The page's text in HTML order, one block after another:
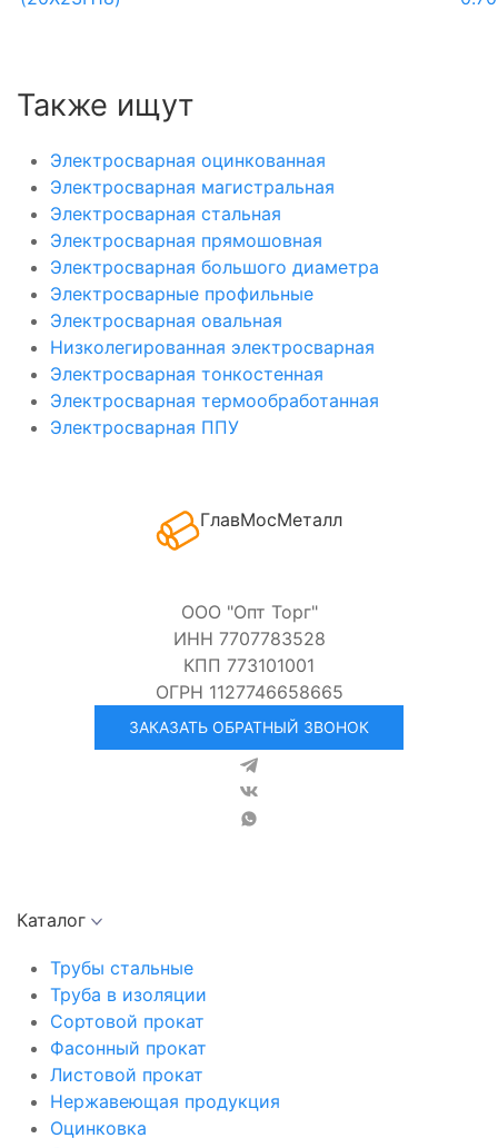
Также ищут
Электросварная оцинкованная
Электросварная магистральная
Электросварная стальная
Электросварная прямошовная
Электросварная большого диаметра
Электросварные профильные
Электросварная овальная
Низколегированная электросварная
Электросварная тонкостенная
Электросварная термообработанная
Электросварная ППУ
ГлавМосМеталл
ООО "Опт Торг"
ИНН 7707783528
КПП 773101001
ОГРН 1127746658665
ЗАКАЗАТЬ ОБРАТНЫЙ ЗВОНОК
Каталог
Трубы стальные
Труба в изоляции
Сортовой прокат
Фасонный прокат
Листовой прокат
Нержавеющая продукция
Оцинковка